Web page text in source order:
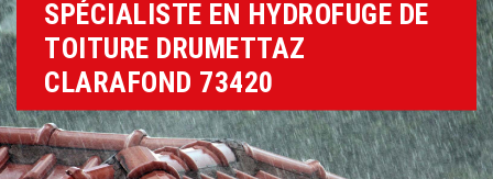
SPÉCIALISTE EN HYDROFUGE DE
TOITURE DRUMETTAZ
CLARAFOND 73420